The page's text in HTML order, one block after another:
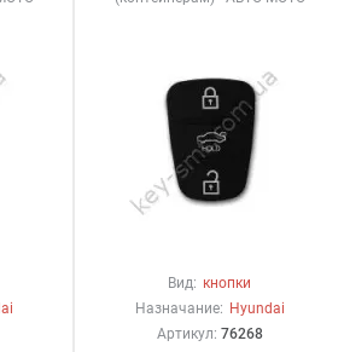
Вид: кнопки
Назначание: Hyundai
Артикул: 76268